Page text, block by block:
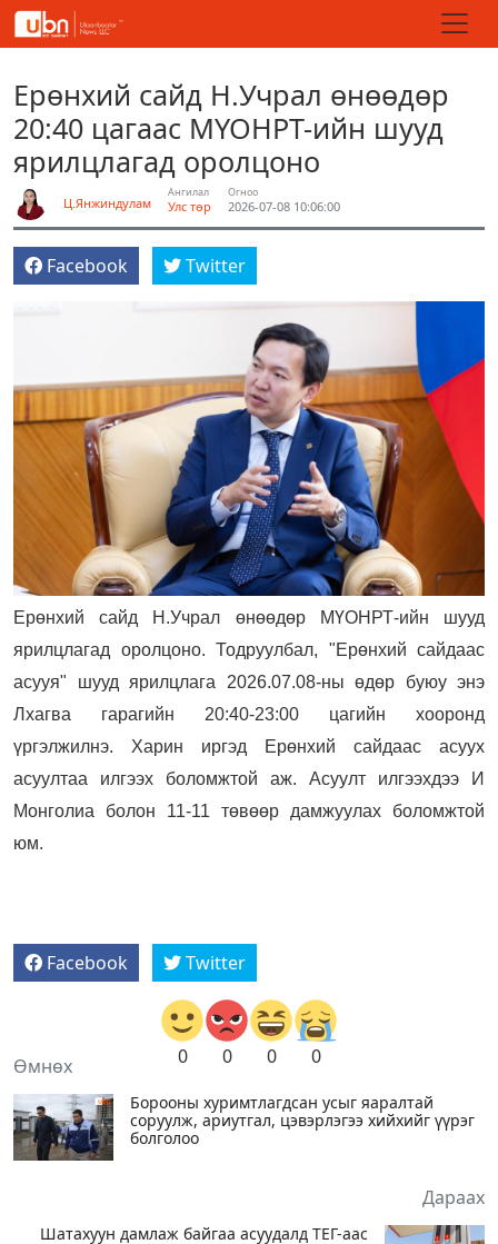
Ерөнхий сайд Н.Учрал өнөөдөр
20:40 цагаас МҮОНРТ-ийн шууд
ярилцлагад оролцоно
Ц.Янжиндулам
Ангилал
Улс төр
Огноо
2026-07-08 10:06:00
Facebook Twitter
Ерөнхий сайд Н.Учрал өнөөдөр МҮОНРТ-ийн шууд
ярилцлагад оролцоно. Тодруулбал, "Ерөнхий сайдаас
асууя" шууд ярилцлага 2026.07.08-ны өдөр буюу энэ
Лхагва гарагийн 20:40-23:00 цагийн хооронд
үргэлжилнэ. Харин иргэд Ерөнхий сайдаас асуух
асуултаа илгээх боломжтой аж. Асуулт илгээхдээ И
Монголиа болон 11-11 төвөөр дамжуулах боломжтой
юм.
Facebook Twitter
0 0 0 0
Өмнөх
Борооны хуримтлагдсан усыг яаралтай
соруулж, ариутгал, цэвэрлэгээ хийхийг үүрэг
болголоо
Дараах
Шатахуун дамлаж байгаа асуудалд ТЕГ-аас